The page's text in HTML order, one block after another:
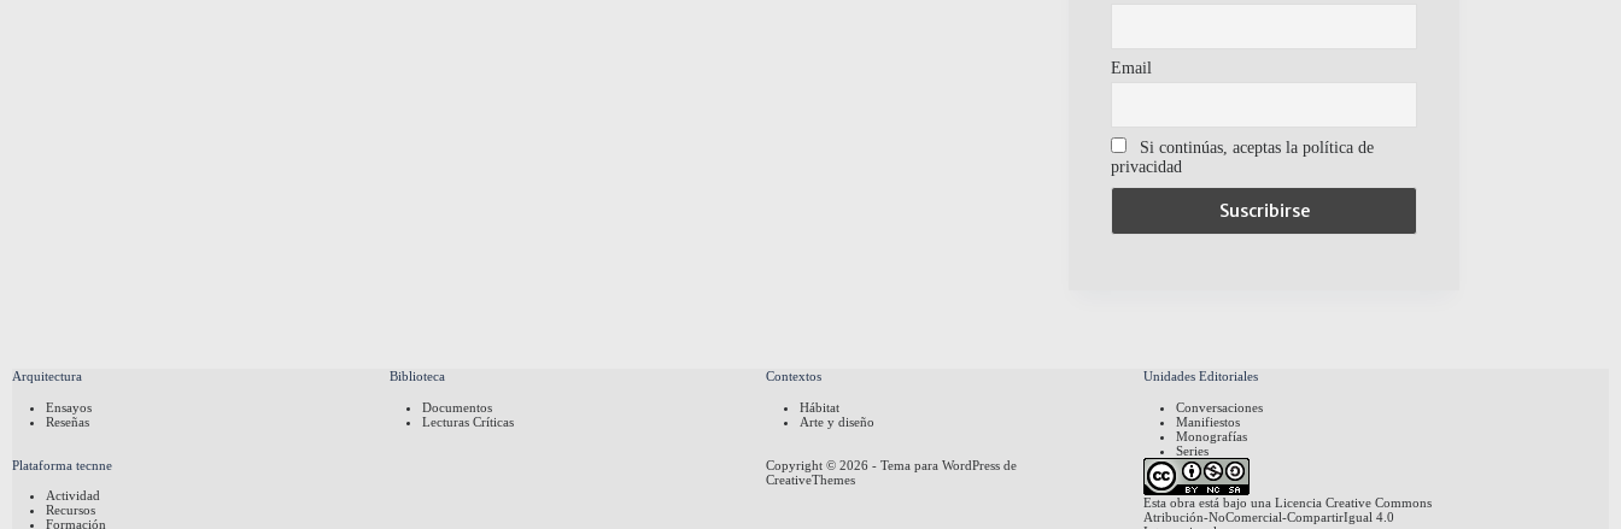
Email
Si continúas, aceptas la política de
privacidad
Arquitectura
Ensayos
Reseñas
Biblioteca
Documentos
Lecturas Críticas
Contextos
Hábitat
Arte y diseño
Unidades Editoriales
Conversaciones
Manifiestos
Monografías
Series
Plataforma tecnne
Actividad
Recursos
Formación
Copyright © 2026 - Tema para WordPress de
CreativeThemes
Esta obra está bajo una Licencia Creative Commons
Atribución-NoComercial-CompartirIgual 4.0